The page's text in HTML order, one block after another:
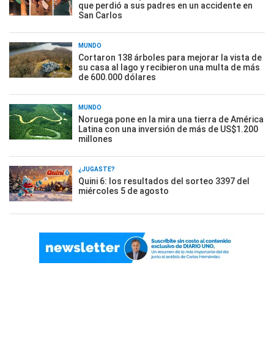
que perdió a sus padres en un accidente en
San Carlos
MUNDO
Cortaron 138 árboles para mejorar la vista de
su casa al lago y recibieron una multa de más
de 600.000 dólares
MUNDO
Noruega pone en la mira una tierra de América
Latina con una inversión de más de US$1.200
millones
¿JUGASTE?
Quini 6: los resultados del sorteo 3397 del
miércoles 5 de agosto